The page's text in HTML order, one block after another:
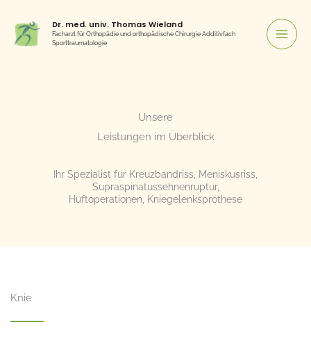
Inhalt
springen
Dr. med. univ. Thomas Wieland
Facharzt für Orthopädie und orthopädische Chirurgie Additivfach
Sporttraumatologie
Unsere
Leistungen im Überblick
Ihr Spezialist für Kreuzbandriss, Meniskusriss,
Supraspinatussehnenruptur,
Hüftoperationen, Kniegelenksprothese
Knie